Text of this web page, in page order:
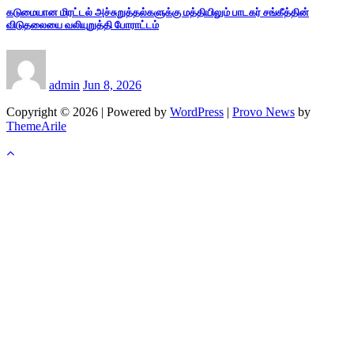
கடுமையான மிரட்டல் அச்சுறுத்தல்களுக்கு மத்தியிலும் பாடகர் சங்கீத்தின்
விடுதலையை வலியுறுத்தி போராட்டம்
admin Jun 8, 2026
Copyright © 2026 | Powered by WordPress | Provo News by
ThemeArile